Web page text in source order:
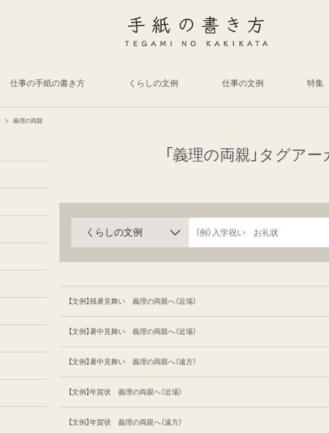
仕事の手紙の書き方 くらしの文例 仕事の文例 特集
義理の両親
「義理の両親」タグア
【文例】残暑見舞い 義理の両親へ（近場）
【文例】暑中見舞い 義理の両親へ（近場）
【文例】暑中見舞い 義理の両親へ（遠方）
【文例】年賀状 義理の両親へ（近場）
【文例】年賀状 義理の両親へ（遠方）